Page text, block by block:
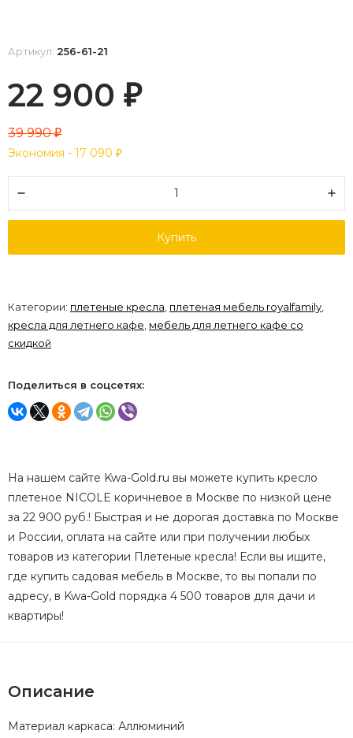
Артикул: 256-61-21
22 900 ₽
39 990₽
Экономия - 17 090 ₽
Купить
Категории: плетеные кресла, плетеная мебель royalfamily,
кресла для летнего кафе, мебель для летнего кафе со
скидкой
Поделиться в соцсетях:
На нашем сайте Kwa-Gold.ru вы можете купить кресло
плетеное NICOLE коричневое в Москве по низкой цене
за 22 900 руб.! Быстрая и не дорогая доставка по Москве
и России, оплата на сайте или при получении любых
товаров из категории Плетеные кресла! Если вы ищите,
где купить садовая мебель в Москве, то вы попали по
адресу, в Kwa-Gold порядка 4 500 товаров для дачи и
квартиры!
Описание
Материал каркаса: Аллюминий